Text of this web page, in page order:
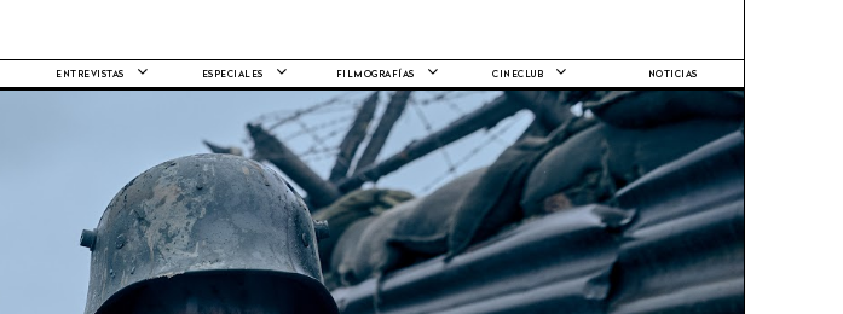
ENTREVISTAS ESPECIALES FILMOGRAFÍAS CINECLUB NOTICIAS